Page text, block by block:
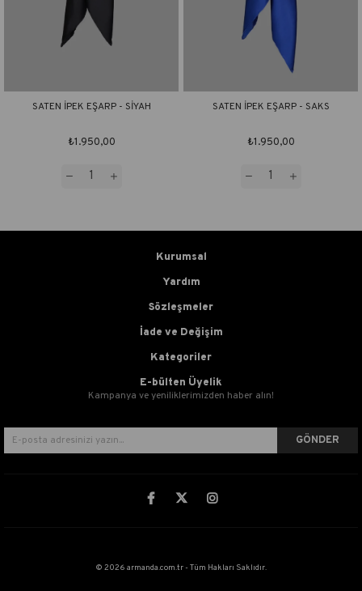
SATEN İPEK EŞARP - SİYAH
₺1.950,00
SATEN İPEK EŞARP - SAKS
₺1.950,00
Kurumsal
Yardım
Sözleşmeler
İade ve Değişim
Kategoriler
E-bülten Üyelik
Kampanya ve yeniliklerimizden haber alın!
GÖNDER
© 2026 armanda.com.tr - Tüm Hakları Saklıdır.